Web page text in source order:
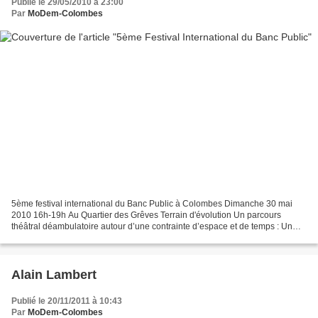
Publié le 29/05/2010 à 23:00
Par MoDem-Colombes
5ème festival international du Banc Public à Colombes Dimanche 30 mai
2010 16h-19h Au Quartier des Grêves Terrain d'évolution Un parcours
théâtral déambulatoire autour d’une contrainte d’espace et de temps : Un
Alain Lambert
Publié le 20/11/2011 à 10:43
Par MoDem-Colombes